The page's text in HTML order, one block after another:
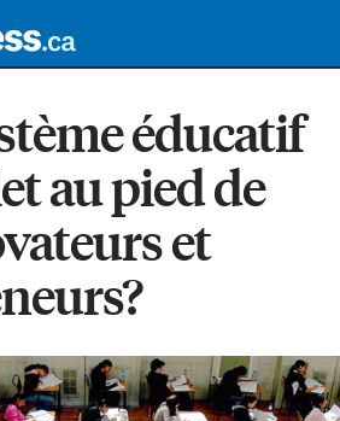
éducatif
au pied de
et